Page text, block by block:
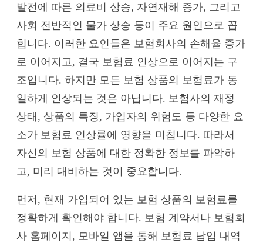
발전에 따른 의료비 상승, 자연재해 증가, 그리고
사회 전반적인 물가 상승 등이 주요 원인으로 꼽
힙니다. 이러한 요인들은 보험회사의 손해율 증가
로 이어지고, 결국 보험료 인상으로 이어지는 구
조입니다. 하지만 모든 보험 상품의 보험료가 동
일하게 인상되는 것은 아닙니다. 보험사의 재정
상태, 상품의 특징, 가입자의 위험도 등 다양한 요
소가 보험료 인상률에 영향을 미칩니다. 따라서
자신의 보험 상품에 대한 정확한 정보를 파악하
고, 미리 대비하는 것이 중요합니다.
먼저, 현재 가입되어 있는 보험 상품의 보험료를
정확하게 확인해야 합니다. 보험 계약서나 보험회
사 홈페이지, 모바일 앱을 통해 보험료 납입 내역